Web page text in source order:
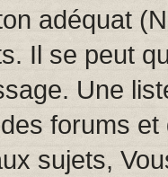
adéquat
Il se peut
Une
forums
sujets,